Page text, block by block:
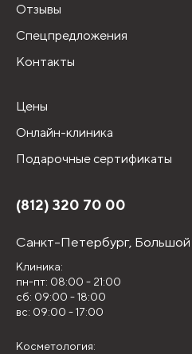
Отзывы
Спецпредложения
Контакты
Цены
Онлайн-клиника
Подарочные сертификаты
(812) 320 70 00
Санкт-Петербург, Большой
Клиника:
пн-пт: 08:00 - 21:00
сб: 09:00 - 18:00
вс: 09:00 - 17:00
Косметология: